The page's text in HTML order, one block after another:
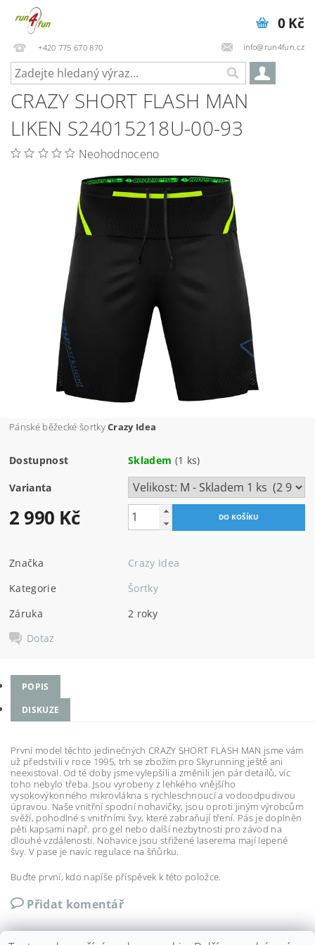
+420 775 670 870 info@run4fun.cz
0 Kč
CRAZY SHORT FLASH MAN
LIKEN S24015218U-00-93
Neohodnoceno
Pánské běžecké šortkyCrazy Idea
Dostupnost Skladem (1 ks)
Varianta
2 990 Kč
Značka
Crazy Idea
Kategorie
Šortky
Záruka
2 roky
Dotaz
POPIS
DISKUZE
První model těchto jedinečných CRAZY SHORT FLASH MAN jsme vám
už předstvili v roce 1995, trh se zbožím pro Skyrunning ještě ani
neexistoval. Od té doby jsme vylepšili a změnili jen pár detailů, víc
toho nebylo třeba. Jsou vyrobeny z lehkého vnějšího
vysokovýkonného mikrovlákna s rychleschnoucí a vodoodpudivou
úpravou. Naše vnitřní spodní nohavičky, jsou oproti jiným výrobcům
svěží, pohodlné s vnitřními švy, které zabraňují tření. Pás je doplněn
pěti kapsami např. pro gel nebo další nezbytnosti pro závod na
dlouhé vzdálenosti. Nohavice jsou střižené laserema mají lepené
švy. V pase je navíc regulace na šňůrku.
Buďte první, kdo napíše příspěvek k této položce.
Přidat komentář